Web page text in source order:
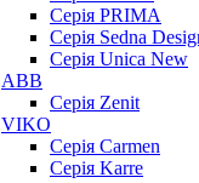
Серія PRIMA
Серія Sedna
Серія Unica New
ABB
Серія Zenit
VIKO
Серія Сarmen
Серія Karre